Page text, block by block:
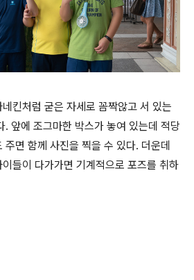
킨처럼 굳은 자세로 꼼짝않고 서 있는
. 앞에 조그마한 박스가 놓여 있는데 적당
면 함께 사진을 찍을 수 있다. 더운데
들이 다가가면 기계적으로 포즈를 취하